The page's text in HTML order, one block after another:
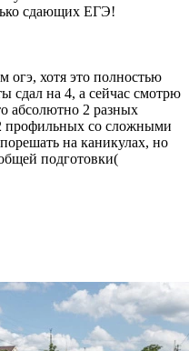
сдающих ЕГЭ!
огэ, хотя это полностью
сдал на 4, а сейчас смотрю
абсолютно 2 разных
профильных со сложными
на каникулах, но
подготовки(